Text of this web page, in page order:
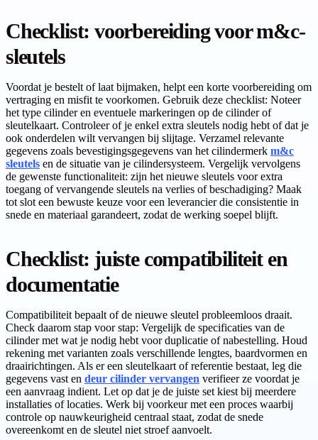
Checklist: voorbereiding voor m&c-
sleutels
Voordat je bestelt of laat bijmaken, helpt een korte voorbereiding om
vertraging en misfit te voorkomen. Gebruik deze checklist: Noteer
het type cilinder en eventuele markeringen op de cilinder of
sleutelkaart. Controleer of je enkel extra sleutels nodig hebt of dat je
ook onderdelen wilt vervangen bij slijtage. Verzamel relevante
gegevens zoals bevestigingsgegevens van het cilindermerk m&c
sleutels en de situatie van je cilindersysteem. Vergelijk vervolgens
de gewenste functionaliteit: zijn het nieuwe sleutels voor extra
toegang of vervangende sleutels na verlies of beschadiging? Maak
tot slot een bewuste keuze voor een leverancier die consistentie in
snede en materiaal garandeert, zodat de werking soepel blijft.
Checklist: juiste compatibiliteit en
documentatie
Compatibiliteit bepaalt of de nieuwe sleutel probleemloos draait.
Check daarom stap voor stap: Vergelijk de specificaties van de
cilinder met wat je nodig hebt voor duplicatie of nabestelling. Houd
rekening met varianten zoals verschillende lengtes, baardvormen en
draairichtingen. Als er een sleutelkaart of referentie bestaat, leg die
gegevens vast en deur cilinder vervangen verifieer ze voordat je
een aanvraag indient. Let op dat je de juiste set kiest bij meerdere
installaties of locaties. Werk bij voorkeur met een proces waarbij
controle op nauwkeurigheid centraal staat, zodat de snede
overeenkomt en de sleutel niet stroef aanvoelt.